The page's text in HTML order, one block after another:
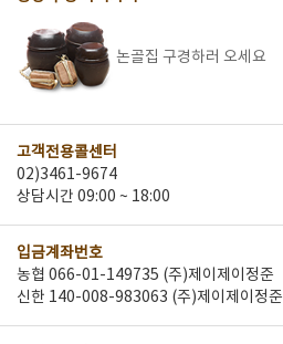
논골집 구경하러 오세요
고객전용콜센터
02)3461-9674
상담시간 09:00 ~ 18:00
입금계좌번호
농협 066-01-149735 (주)제이제이정준
신한 140-008-983063 (주)제이제이정준